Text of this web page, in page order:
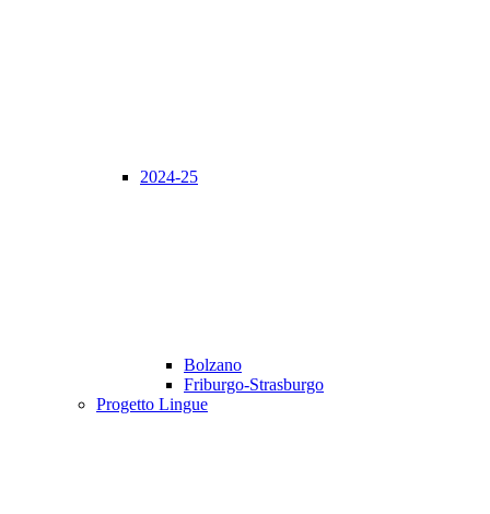
2024-25
Bolzano
Friburgo-Strasburgo
Progetto Lingue